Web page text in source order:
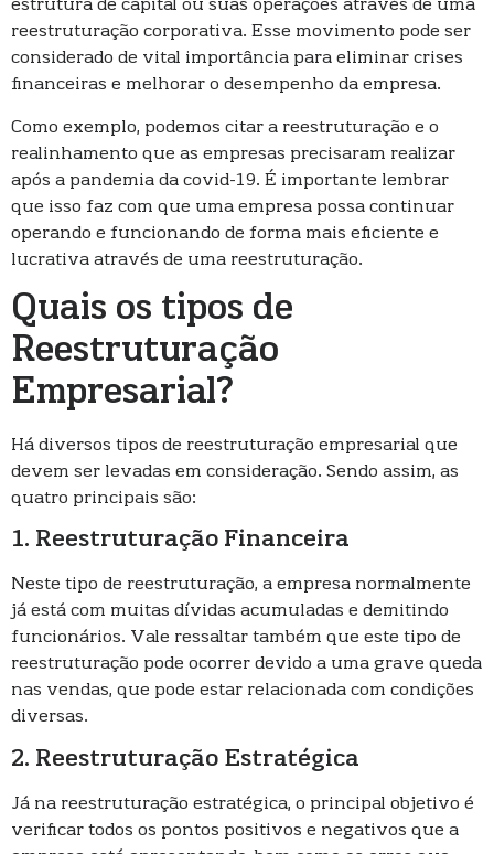
estrutura de capital ou suas operações através de uma
reestruturação corporativa. Esse movimento pode ser
considerado de vital importância para eliminar crises
financeiras e melhorar o desempenho da empresa.
Como exemplo, podemos citar a reestruturação e o
realinhamento que as empresas precisaram realizar
após a pandemia da covid-19. É importante lembrar
que isso faz com que uma empresa possa continuar
operando e funcionando de forma mais eficiente e
lucrativa através de uma reestruturação.
Quais os tipos de
Reestruturação
Empresarial?
Há diversos tipos de reestruturação empresarial que
devem ser levadas em consideração. Sendo assim, as
quatro principais são:
1. Reestruturação Financeira
Neste tipo de reestruturação, a empresa normalmente
já está com muitas dívidas acumuladas e demitindo
funcionários. Vale ressaltar também que este tipo de
reestruturação pode ocorrer devido a uma grave queda
nas vendas, que pode estar relacionada com condições
diversas.
2. Reestruturação Estratégica
Já na reestruturação estratégica, o principal objetivo é
verificar todos os pontos positivos e negativos que a